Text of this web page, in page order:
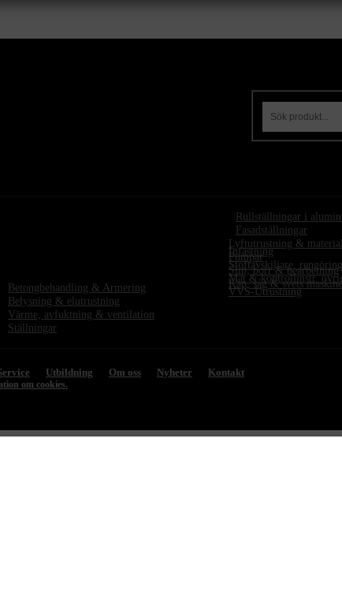
Betongbehandling & Armering
Belysning & elutrustning
Värme, avfuktning & ventilation
Ställningar
Rullställningar i
Fasadställningar
Lyftutrustning &
Pumpar
Slip, borr & bearbetning
Kap, såg & svets
Infästning
Stoftavskiljare,
Mät & kontrollinstr.
VVS-Utrustning
Utbildning Om oss Nyheter Kontakt
om cookies.